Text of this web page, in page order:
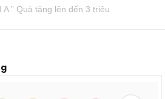
A ” Quà tặng lên đến 3 triệu